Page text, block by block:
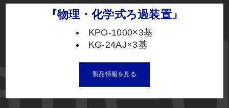
『物理・化学式ろ過装置』
KPO-1000×3基
KG-24AJ×3基
製品情報を見る